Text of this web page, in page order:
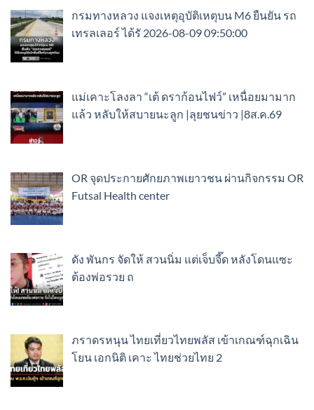
กรมทางหลวง แจงเหตุอุบัติเหตุบน M6 ยืนยัน รถ
เทรลเลอร์ ได้รั 2026-08-09 09:50:00
แม่เคาะโลงลา “เต้ ดราก้อนไฟว์” เหนื่อยมามาก
แล้ว หลับให้สบายนะลูก |ลุยชนข่าว |8ส.ค.69
OR จุดประกายศักยภาพเยาวชน ผ่านกิจกรรม OR
Futsal Health center
ดัง พันกร จัดให้ สวนนิ่ม แต่เจ็บจี๊ด หลังโดนแซะ
ต้องพ่อรวย ถ
ภราดรหนุน ไทยเที่ยวไทยพลัส เข้าเกณฑ์ฉุกเฉิน
โยน เอกนิติ เคาะ ไทยช่วยไทย 2